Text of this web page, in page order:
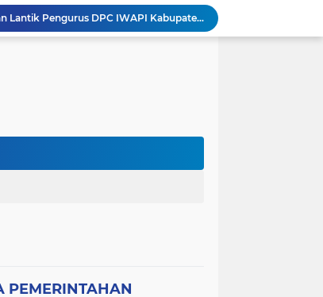
Bupati Sumbawa Kukuhkan dan Lantik Pengurus DPC IWAPI Kabupaten Sumbawa Periode 2026–2031, Dorong Transformasi Digital dan Penguatan Ekonomi Perempuan
Wabup Sumbawa Resmi Buka Festival Budaya Paroso di Moyo Hilir, Tegaskan Komitmen Pelestarian Budaya hingga
RESES II TAHUN SIDANG 2026, ANDI RUSNI SERAP ASPIRASI WARGA DUSUN SAMPA BRANG: AIR BERSIH DAN INFRASTRUKTUR JALAN MENJADI KEBUTUHAN MENDESAK
PEMERINTAHAN